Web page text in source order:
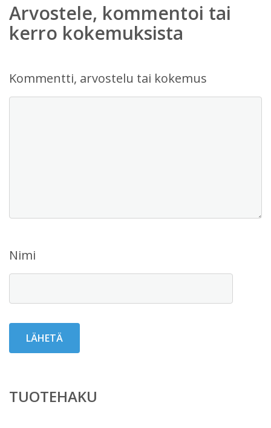
Arvostele, kommentoi tai
kerro kokemuksista
Kommentti, arvostelu tai kokemus
Nimi
TUOTEHAKU